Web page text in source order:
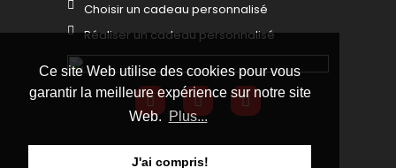
Ce site Web utilise des cookies pour vous
garantir la meilleure expérience sur notre site
Web. Plus...
J'ai compris!
Choisir un cadeau personnalisé
Réaliser un cadeau personnalisé